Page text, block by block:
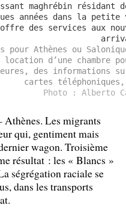
maghrébin résidant
années dans la
des services aux
pour Athènes ou
d’une chambre
des informations
cartes
Photo : Alberto
Les migrants
qui, gentiment mais
wagon. Troisième
résultat : les « Blancs »
ségrégation raciale se
dans les transports